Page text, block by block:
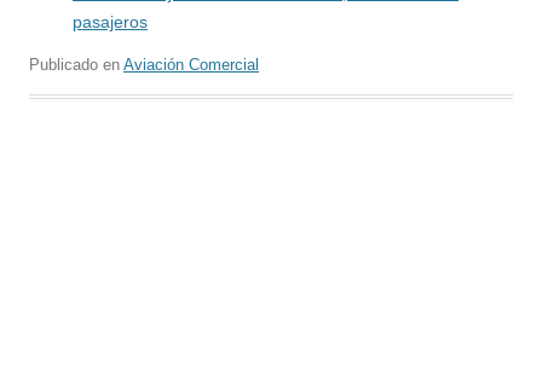
pasajeros
Publicado en Aviación Comercial